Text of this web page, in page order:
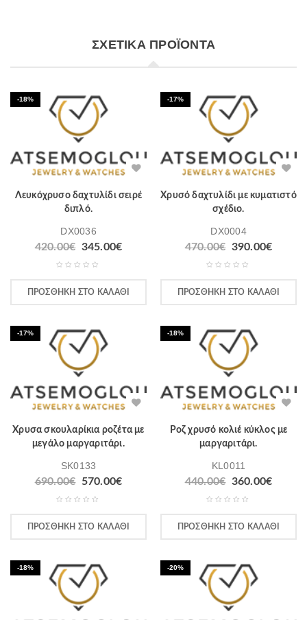
ΣΧΕΤΙΚΆ ΠΡΟΪΌΝΤΑ
-18%
Λευκόχρυσο δαχτυλίδι σειρέ
διπλό.
DX0036
420.00€ 345.00€
ΠΡΟΣΘΉΚΗ ΣΤΟ ΚΑΛΆΘΙ
-17%
Χρυσό δαχτυλίδι με κυματιστό
σχέδιο.
DX0004
470.00€ 390.00€
ΠΡΟΣΘΉΚΗ ΣΤΟ ΚΑΛΆΘΙ
-17%
Χρυσα σκουλαρίκια ροζέτα με
μεγάλο μαργαριτάρι.
SK0133
690.00€ 570.00€
ΠΡΟΣΘΉΚΗ ΣΤΟ ΚΑΛΆΘΙ
-18%
Ροζ χρυσό κολιέ κύκλος με
μαργαριτάρι.
KL0011
440.00€ 360.00€
ΠΡΟΣΘΉΚΗ ΣΤΟ ΚΑΛΆΘΙ
-18% -20%